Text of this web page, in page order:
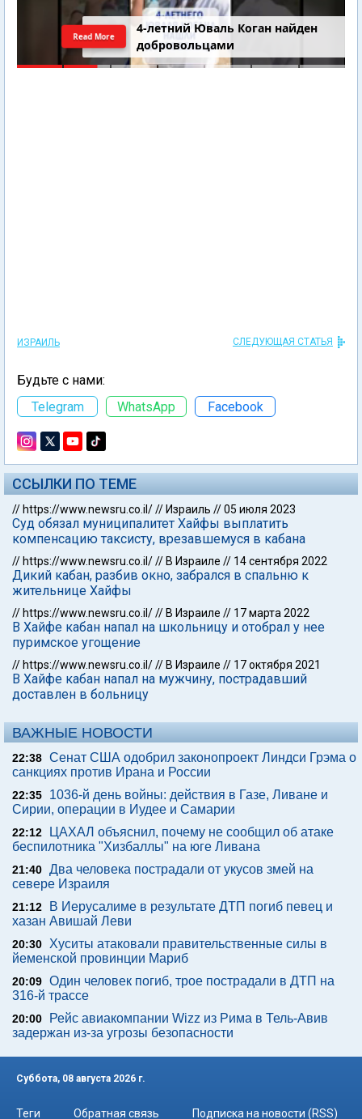
4-летний Юваль Коган найден
добровольцами
Read More
ИЗРАИЛЬ СЛЕДУЮЩАЯ СТАТЬЯ
Будьте с нами:
Telegram
WhatsApp Facebook
ССЫЛКИ ПО ТЕМЕ
// https://www.newsru.co.il/// Израиль //05 июля 2023
Суд обязал муниципалитет Хайфы выплатить
компенсацию таксисту, врезавшемуся в кабана
// https://www.newsru.co.il/// В Израиле // 14 сентября 2022
Дикий кабан, разбив окно, забрался в спальню к
жительнице Хайфы
// https://www.newsru.co.il/// В Израиле // 17 марта 2022
В Хайфе кабан напал на школьницу и отобрал у нее
пуримское угощение
// https://www.newsru.co.il/// В Израиле // 17 октября 2021
В Хайфе кабан напал на мужчину, пострадавший
доставлен в больницу
ВАЖНЫЕ НОВОСТИ
22:38 Сенат США одобрил законопроект Линдси Грэма о
санкциях против Ирана и России
22:35
1036-й день войны: действия в Газе, Ливане и
Сирии, операции в Иудее и Самарии
22:12
ЦАХАЛ объяснил, почему не сообщил об атаке
беспилотника "Хизбаллы" на юге Ливана
21:40 Два человека пострадали от укусов змей на
севере Израиля
21:12
В Иерусалиме в результате ДТП погиб певец и
хазан Авишай Леви
20:30
Хуситы атаковали правительственные силы в
йеменской провинции Мариб
20:09 Один человек погиб, трое пострадали в ДТП на
316-й трассе
20:00
Рейс авиакомпании Wizz из Рима в Тель-Авив
задержан из-за угрозы безопасности
Суббота, 08 августа 2026 г.
Теги Обратная связь Подписка на новости (RSS)